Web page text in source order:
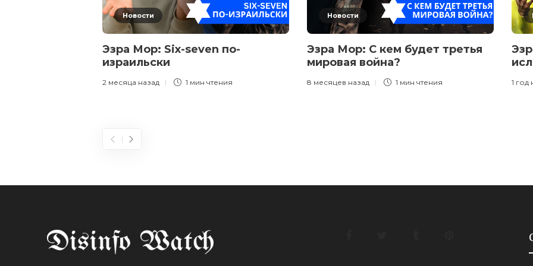
Новости
Эзра Мор: Six-seven по-
израильски
2 месяца назад 1 мин чтения
Новости
Эзра Мор: С кем будет третья
мировая война?
8 месяцев назад 1 мин чтения 1 год